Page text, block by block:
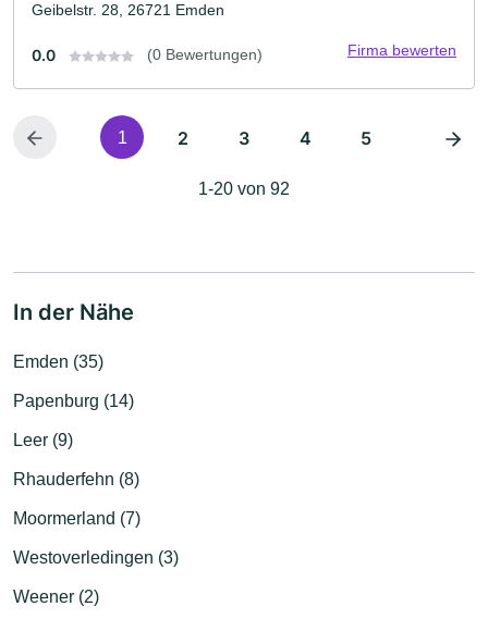
Geibelstr. 28, 26721 Emden
0.0 (0 Bewertungen) Firma bewerten
1 2 3 4 5
1-20 von 92
In der Nähe
Emden (35)
Papenburg (14)
Leer (9)
Rhauderfehn (8)
Moormerland (7)
Westoverledingen (3)
Weener (2)